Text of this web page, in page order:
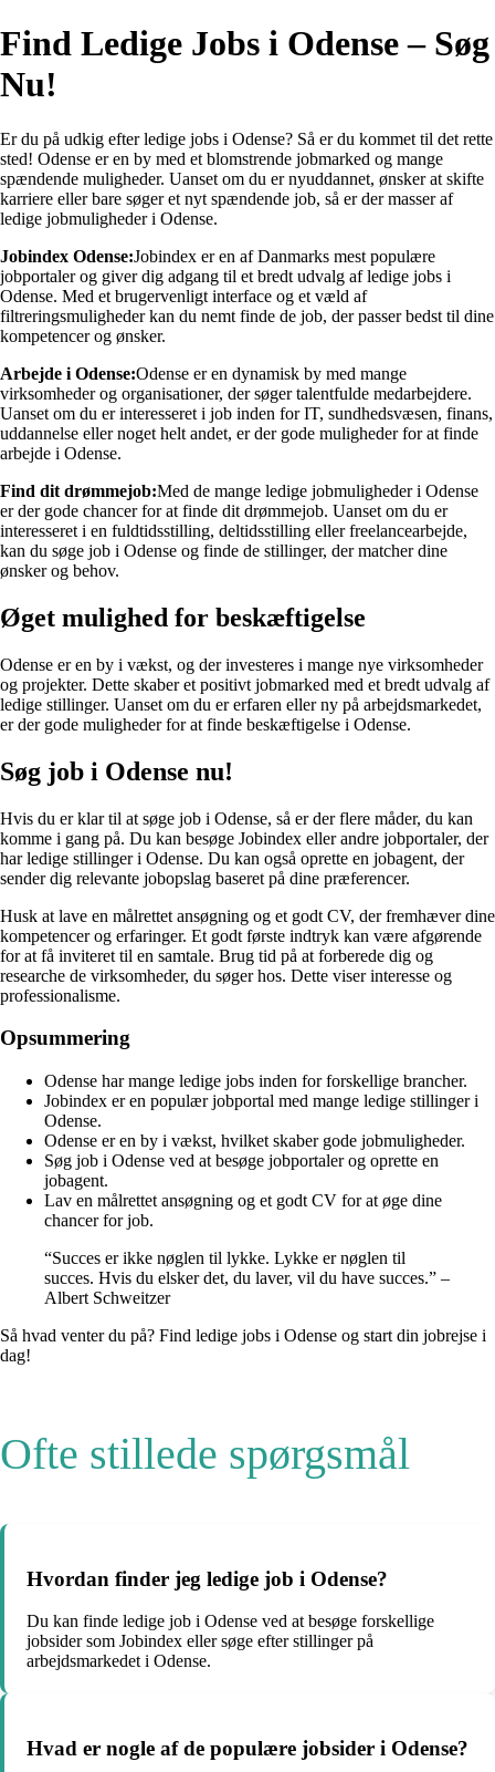
Find Ledige Jobs i Odense – Søg
Nu!
Er du på udkig efter ledige jobs i Odense? Så er du kommet til det rette
sted! Odense er en by med et blomstrende jobmarked og mange
spændende muligheder. Uanset om du er nyuddannet, ønsker at skifte
karriere eller bare søger et nyt spændende job, så er der masser af
ledige jobmuligheder i Odense.
Jobindex Odense:Jobindex er en af Danmarks mest populære
jobportaler og giver dig adgang til et bredt udvalg af ledige jobs i
Odense. Med et brugervenligt interface og et væld af
filtreringsmuligheder kan du nemt finde de job, der passer bedst til dine
kompetencer og ønsker.
Arbejde i Odense:Odense er en dynamisk by med mange
virksomheder og organisationer, der søger talentfulde medarbejdere.
Uanset om du er interesseret i job inden for IT, sundhedsvæsen, finans,
uddannelse eller noget helt andet, er der gode muligheder for at finde
arbejde i Odense.
Find dit drømmejob:Med de mange ledige jobmuligheder i Odense
er der gode chancer for at finde dit drømmejob. Uanset om du er
interesseret i en fuldtidsstilling, deltidsstilling eller freelancearbejde,
kan du søge job i Odense og finde de stillinger, der matcher dine
ønsker og behov.
Øget mulighed for beskæftigelse
Odense er en by i vækst, og der investeres i mange nye virksomheder
og projekter. Dette skaber et positivt jobmarked med et bredt udvalg af
ledige stillinger. Uanset om du er erfaren eller ny på arbejdsmarkedet,
er der gode muligheder for at finde beskæftigelse i Odense.
Søg job i Odense nu!
Hvis du er klar til at søge job i Odense, så er der flere måder, du kan
komme i gang på. Du kan besøge Jobindex eller andre jobportaler, der
har ledige stillinger i Odense. Du kan også oprette en jobagent, der
sender dig relevante jobopslag baseret på dine præferencer.
Husk at lave en målrettet ansøgning og et godt CV, der fremhæver dine
kompetencer og erfaringer. Et godt første indtryk kan være afgørende
for at få inviteret til en samtale. Brug tid på at forberede dig og
researche de virksomheder, du søger hos. Dette viser interesse og
professionalisme.
Opsummering
Odense har mange ledige jobs inden for forskellige brancher.
Jobindex er en populær jobportal med mange ledige stillinger i
Odense.
Odense er en by i vækst, hvilket skaber gode jobmuligheder.
Søg job i Odense ved at besøge jobportaler og oprette en
jobagent.
Lav en målrettet ansøgning og et godt CV for at øge dine
chancer for job.
“Succes er ikke nøglen til lykke. Lykke er nøglen til
succes. Hvis du elsker det, du laver, vil du have succes.” –
Albert Schweitzer
Så hvad venter du på? Find ledige jobs i Odense og start din jobrejse i
dag!
Ofte stillede spørgsmål
Hvordan finder jeg ledige job i Odense?
Du kan finde ledige job i Odense ved at besøge forskellige
jobsider som Jobindex eller søge efter stillinger på
arbejdsmarkedet i Odense.
Hvad er nogle af de populære jobsider i Odense?